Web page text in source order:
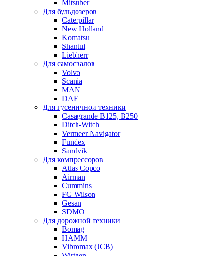
Mitsuber
Для бульдозеров
Caterpillar
New Holland
Komatsu
Shantui
Liebherr
Для самосвалов
Volvo
Scania
MAN
DAF
Для гусеничной техники
Casagrande B125, B250
Ditch-Witch
Vermeer Navigator
Fundex
Sandvik
Для компрессоров
Atlas Copco
Airman
Cummins
FG Wilson
Gesan
SDMO
Для дорожной техники
Bomag
HAMM
Vibromax (JCB)